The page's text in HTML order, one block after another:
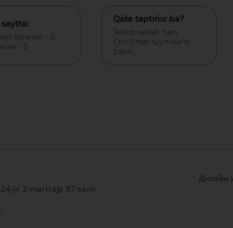
saytta:
ótkenler - 0,
- 5
Qáte taptıńız ba?
Tekstti tanlań hám
Ctrl+Enter túymelerin
basıń.
jıl 2-marttaǵı 37-sanlı
Дизайн